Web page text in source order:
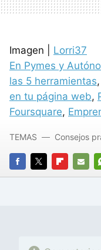
Imagen | Lorri37
En Pymes y
las 5 herramientas,
en tu página web,
Foursquare,
FACEBOOK
TWITTERFLIPBOARD
E-
TEMAS Consejos